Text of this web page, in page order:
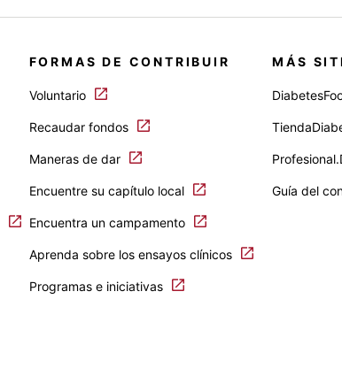
FORMAS DE CONTRIBUIR
Voluntario
Recaudar fondos
Maneras de dar
Encuentre su capítulo local
Encuentra un campamento
Aprenda sobre los ensayos clínicos
Programas e iniciativas
MÁS
Guía del